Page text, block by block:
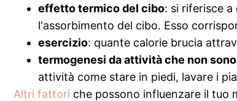
effetto termico del cibo: si riferisce
l'assorbimento del cibo. Esso
esercizio: quante calorie brucia
termogenesi da attività che non
attività come stare in piedi, lavare i
Altri fattori che possono influenzare il tuo